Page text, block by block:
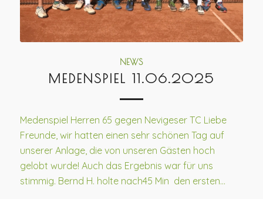
NEWS
MEDENSPIEL 11.06.2025
Medenspiel Herren 65 gegen Nevigeser TC Liebe
Freunde, wir hatten einen sehr schönen Tag auf
unserer Anlage, die von unseren Gästen hoch
gelobt wurde! Auch das Ergebnis war für uns
stimmig. Bernd H. holte nach45 Min den ersten…